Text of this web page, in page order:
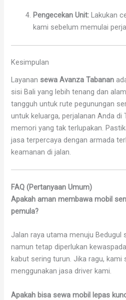
Pengecekan Unit: Lakukan
kami sebelum memulai
Kesimpulan
Layanan sewa Avanza Tabanan
sisi Bali yang lebih tenang dan
tangguh untuk rute pegunungan
untuk keluarga, perjalanan Anda di
memori yang tak terlupakan.
jasa terpercaya dengan armada
keamanan di jalan.
FAQ (Pertanyaan Umum)
Apakah aman membawa mobil
pemula?
Jalan raya utama menuju Bedugul
namun tetap diperlukan
kabut sering turun. Jika ragu, kami
menggunakan jasa driver kami.
Apakah bisa sewa mobil lepas